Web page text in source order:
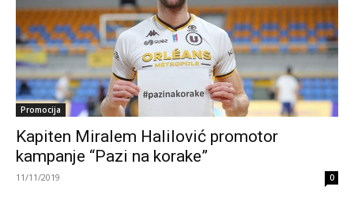
Promocija
Kapiten Miralem Halilović promotor
kampanje “Pazi na korake”
11/11/2019 0